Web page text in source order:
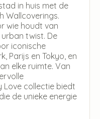
in huis met de
Wallcoverings.
wie houdt van
twist. De
iconische
Parijs en Tokyo, en
elke ruimte. Van
Love collectie biedt
de unieke energie